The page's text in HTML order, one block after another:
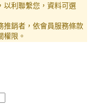
以利聯繫您，資料可選
推銷者，依會員服務條款
限。